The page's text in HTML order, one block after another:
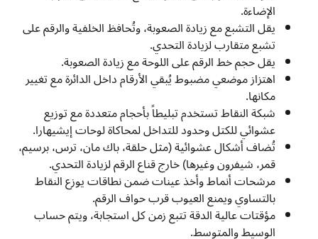
الإضاءة.
يقل التشبع مع زيادة الصعوبة، وتُحافظ الخلفية والرقم على
تشبع متقارب لزيادة التحدي.
يقل حجم خط الرقم على اللوحة مع زيادة الصعوبة.
اهتزاز موضعي مضبوط يُبقي الأرقام داخل الدائرة مع تغيير
مكانها.
شبكة النقاط تستخدم تبليطاً بأحجام متعددة مع توزيع
عشوائي للكتل وحدود للتداخل لمحاكاة لوحات إيشيهارا.
تُضاف أشكال عشوائية (مثل حلقة، باك مان، ترس، برسيم،
قمر، شيفرون وغيرها) خارج قناع الرقم لزيادة التحدي.
مرشحات أنماط وأخذ عينات ضمن نطاقات يوزع النقاط
بالتساوي ويمنع العيوب قرب حواف الرقم.
مؤقتات عالية الدقة تتبع زمن كل استجابة، ويتم حساب
الوسيط والمتوسط.